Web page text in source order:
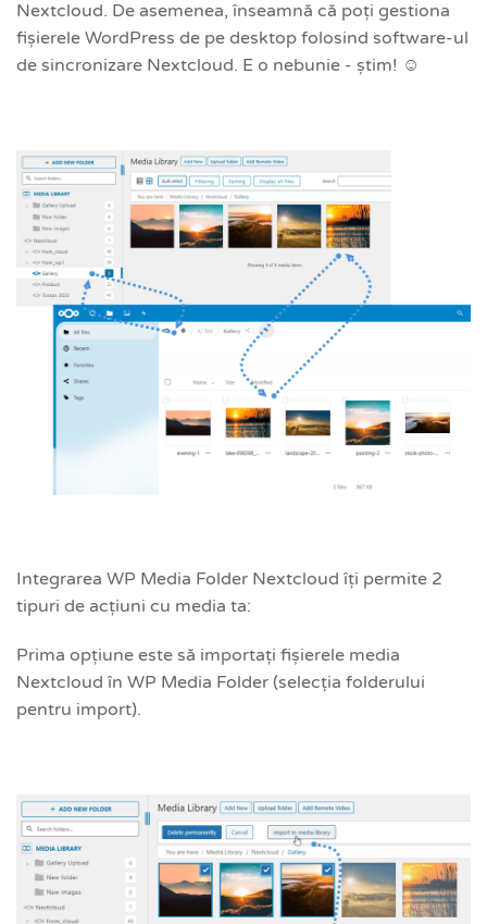
Nextcloud. De asemenea, înseamnă că poți gestiona
fișierele WordPress de pe desktop folosind software-ul
de sincronizare Nextcloud. E o nebunie - știm! ☺
Integrarea WP Media Folder Nextcloud îți permite 2
tipuri de acțiuni cu media ta:
Prima opțiune este să importați fișierele media
Nextcloud în WP Media Folder (selecția folderului
pentru import).